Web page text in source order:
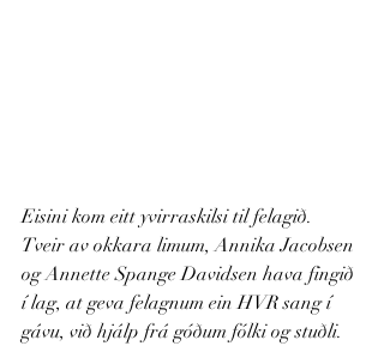
Eisini kom eitt yvirraskilsi til felagið.
Tveir av okkara limum, Annika Jacobsen
og Annette Spange Davidsen hava fingið
í lag, at geva felagnum ein HVR sang í
gávu, við hjálp frá góðum fólki og stuðli.